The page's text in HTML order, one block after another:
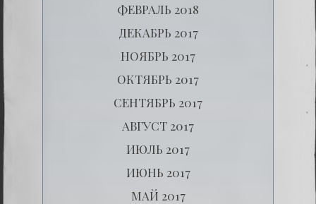
ФЕВРАЛЬ 2018
ДЕКАБРЬ 2017
НОЯБРЬ 2017
ОКТЯБРЬ 2017
СЕНТЯБРЬ 2017
АВГУСТ 2017
ИЮЛЬ 2017
ИЮНЬ 2017
МАЙ 2017